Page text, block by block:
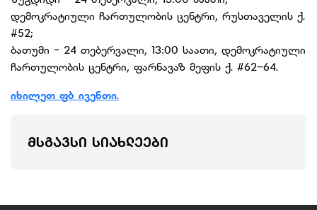
დემოკრატიული ჩართულობის ცენტრი, რუსთაველის ქ.
#52;
ბათუმი - 24 თებერვალი, 13:00 საათი, დემოკრატიული
ჩართულობის ცენტრი, ფარნავაზ მეფის ქ. #62–64.
იხილეთ ფბ ივენთი.
ᲛᲡᲒᲐᲕᲡᲘ ᲡᲘᲐᲮᲚᲔᲔᲑᲘ